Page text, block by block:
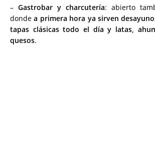
– Gastrobar y charcutería: abierto
dondea primera hora ya sirven
tapas clásicas todo el día y latas,
quesos.